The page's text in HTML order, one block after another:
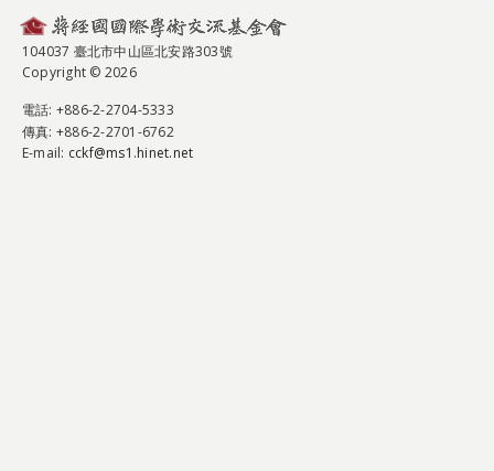
104037 臺北市中山區北安路303號
Copyright © 2026
電話: +886-2-2704-5333
傳真: +886-2-2701-6762
E-mail: cckf@ms1.hinet.net